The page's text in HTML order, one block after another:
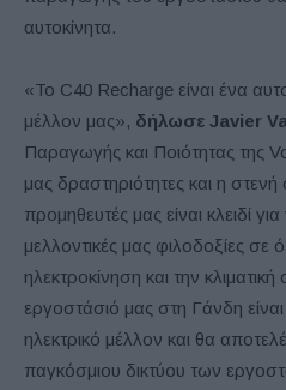
αυτοκίνητα.
«Το C40 Recharge είναι ένα
μέλλον μας», δήλωσε Javier
Παραγωγής και Ποιότητας της
μας δραστηριότητες και η
προμηθευτές μας είναι κλειδί
μελλοντικές μας φιλοδοξίες σε
ηλεκτροκίνηση και την
εργοστάσιό μας στη Γάνδη
ηλεκτρικό μέλλον και θα
παγκόσμιου δικτύου των